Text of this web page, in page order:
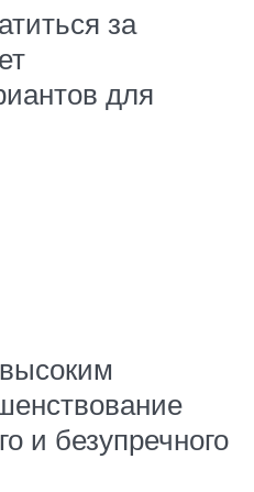
за
для
и безупречного